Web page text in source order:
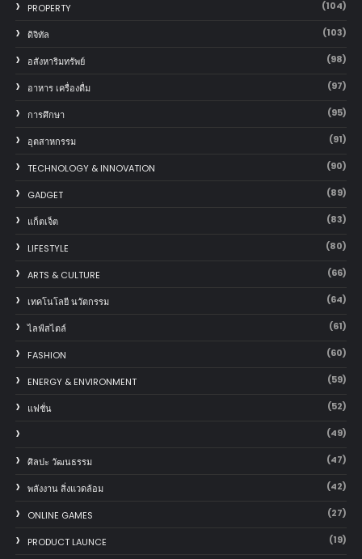
PROPERTY (104)
ดิจิทัล (103)
อสังหาริมทรัพย์ (98)
อาหาร เครื่องดื่ม (97)
การศึกษา (95)
อุตสาหกรรม (91)
TECHNOLOGY & INNOVATION (90)
GADGET (89)
แก็ตเจ็ต (83)
LIFESTYLE (80)
ARTS & CULTURE (66)
เทคโนโลยี นวัตกรรม (64)
ไลฟ์สไตล์ (61)
FASHION (60)
ENERGY & ENVIRONMENT (59)
แฟชั่น (52)
(49)
ศิลปะ วัฒนธรรม (47)
พลังงาน สิ่งแวดล้อม (42)
ONLINE GAMES (27)
PRODUCT LAUNCE (19)